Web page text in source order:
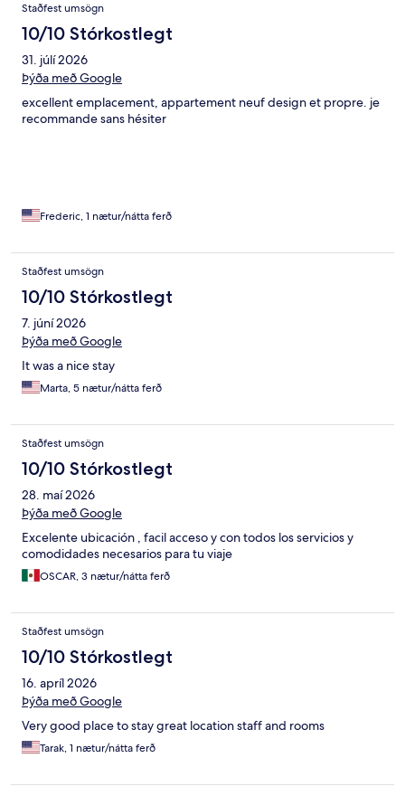
Staðfest umsögn
10/10 Stórkostlegt
31. júlí 2026
Þýða með Google
excellent emplacement, appartement neuf design et propre. je
recommande sans hésiter
Frederic, 1 nætur/nátta ferð
Staðfest umsögn
10/10 Stórkostlegt
7. júní 2026
Þýða með Google
It was a nice stay
Marta, 5 nætur/nátta ferð
Staðfest umsögn
10/10 Stórkostlegt
28. maí 2026
Þýða með Google
Excelente ubicación , facil acceso y con todos los servicios y
comodidades necesarios para tu viaje
OSCAR, 3 nætur/nátta ferð
Staðfest umsögn
10/10 Stórkostlegt
16. apríl 2026
Þýða með Google
Very good place to stay great location staff and rooms
Tarak, 1 nætur/nátta ferð